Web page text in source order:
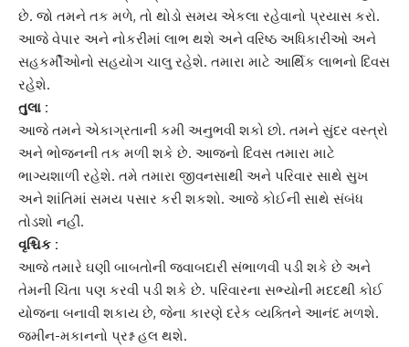
છે. જો તમને તક મળે, તો થોડો સમય એકલા રહેવાનો પ્રયાસ કરો.
આજે વેપાર અને નોકરીમાં લાભ થશે અને વરિષ્ઠ અધિકારીઓ અને
સહકર્મીઓનો સહયોગ ચાલુ રહેશે. તમારા માટે આર્થિક લાભનો દિવસ
રહેશે.
તુલા :
આજે તમને એકાગ્રતાની કમી અનુભવી શકો છો. તમને સુંદર વસ્ત્રો
અને ભોજનની તક મળી શકે છે. આજનો દિવસ તમારા માટે
ભાગ્યશાળી રહેશે. તમે તમારા જીવનસાથી અને પરિવાર સાથે સુખ
અને શાંતિમાં સમય પસાર કરી શકશો. આજે કોઈની સાથે સંબંધ
તોડશો નહીં.
વૃશ્ચિક :
આજે તમારે ઘણી બાબતોની જવાબદારી સંભાળવી પડી શકે છે અને
તેમની ચિંતા પણ કરવી પડી શકે છે. પરિવારના સભ્યોની મદદથી કોઈ
યોજના બનાવી શકાય છે, જેના કારણે દરેક વ્યક્તિને આનંદ મળશે.
જમીન-મકાનનો પ્રશ્ન હલ થશે.